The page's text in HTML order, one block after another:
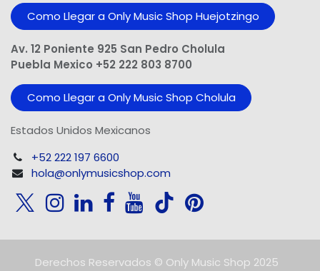
Como Llegar a Only Music Shop Huejotzingo
Av. 12 Poniente 925 San Pedro Cholula
Puebla Mexico +52 222 803 8700
Como Llegar a Only Music Shop Cholula
Estados Unidos Mexicanos
+52 222 197 6600
hola@onlymusicshop.com
Derechos Reservados © Only Music Shop 2025